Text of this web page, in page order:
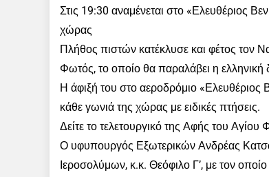
Στις 19:30 αναμένεται στο «Ελευθέριος
χώρας
Πλήθος πιστών κατέκλυσε και φέτος τον
Φωτός, το οποίο θα παραλάβει η
Η άφιξή του στο αεροδρόμιο «Ελευθέριος
κάθε γωνιά της χώρας με ειδικές πτήσεις.
Δείτε το τελετουργικό της Αφής του
Ο υφυπουργός Εξωτερικών Ανδρέας
Ιεροσολύμων, κ.κ. Θεόφιλο Γ’, με τον